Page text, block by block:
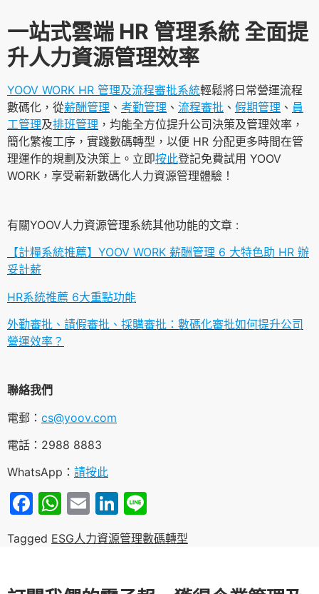
一站式雲端 HR 管理系統 全面提
升人力資源管理效率
YOOV WORK HR 管理及流程審批系統輕鬆將日常營運流程
數碼化，從薪酬管理 、 考勤管理 、 流程審批 、 假期管理 、 員
工管理及排班管理 ，均能全方位提升公司決策及管理效率，
簡化繁複工序，實踐數碼轉型，以便 HR 分配更多時間在管
理運作的規劃及決策上。立即按此登記免費試用 YOOV
WORK，享受嶄新數碼化人力資源管理體驗！
有關YOOV人力資源管理系統其他功能的文章 :
【計糧系統推薦】YOOV WORK 薪酬管理 6 大特色助 HR 辦
妥計薪
HR系統推薦 6大重點功能
外勤審批、請假審批、採購審批：數碼化審批如何提升公司
營運效率？
聯絡我們
電郵： cs@yoov.com
電話：2988 8883
WhatsApp： 請按此
Facebook
WhatsApp
EmailLinkedIn
Tagged ESG人力資源管理數碼轉型